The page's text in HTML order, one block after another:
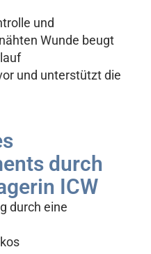
und
Wunde beugt
und unterstützt die
durch
ICW
durch eine